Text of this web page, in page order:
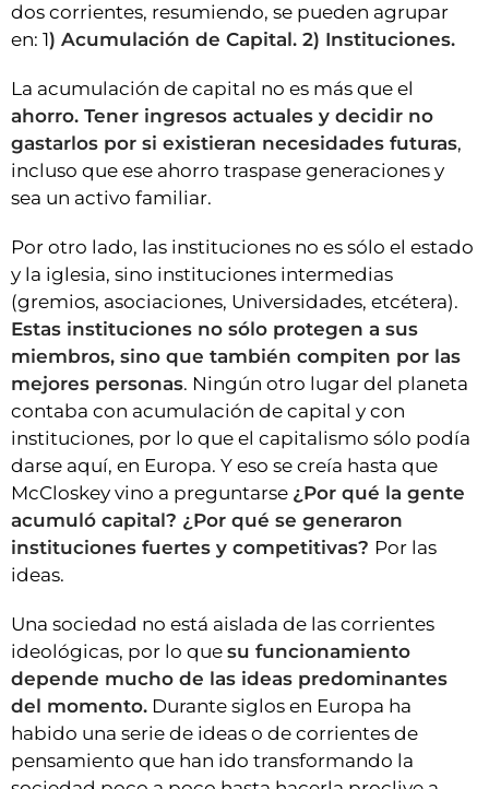
dos corrientes, resumiendo, se pueden agrupar
en: 1) Acumulación de Capital. 2) Instituciones.
La acumulación de capital no es más que el
ahorro. Tener ingresos actuales y decidir no
gastarlos por si existieran necesidades futuras,
incluso que ese ahorro traspase generaciones y
sea un activo familiar.
Por otro lado, las instituciones no es sólo el estado
y la iglesia, sino instituciones intermedias
(gremios, asociaciones, Universidades, etcétera).
Estas instituciones no sólo protegen a sus
miembros, sino que también compiten por las
mejores personas. Ningún otro lugar del planeta
contaba con acumulación de capital y con
instituciones, por lo que el capitalismo sólo podía
darse aquí, en Europa. Y eso se creía hasta que
McCloskey vino a preguntarse ¿Por qué la gente
acumuló capital? ¿Por qué se generaron
instituciones fuertes y competitivas? Por las
ideas.
Una sociedad no está aislada de las corrientes
ideológicas, por lo que su funcionamiento
depende mucho de las ideas predominantes
del momento. Durante siglos en Europa ha
habido una serie de ideas o de corrientes de
pensamiento que han ido transformando la